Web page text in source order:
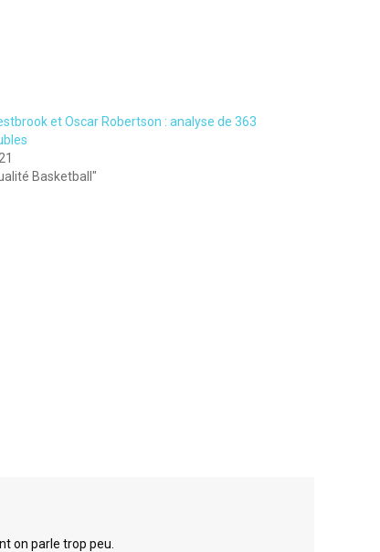
et Oscar Robertson : analyse de 363
Basketball"
on parle trop peu.